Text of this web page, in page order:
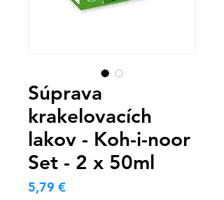
Súprava
krakelovacích
lakov - Koh-i-noor
Set - 2 x 50ml
5,79 €Cena